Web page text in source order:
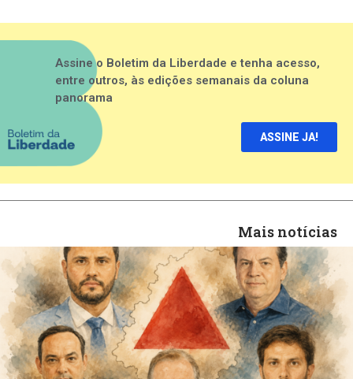
Assine o Boletim da Liberdade e tenha acesso,
entre outros, às edições semanais da coluna
panorama
ASSINE JA!
Mais notícias